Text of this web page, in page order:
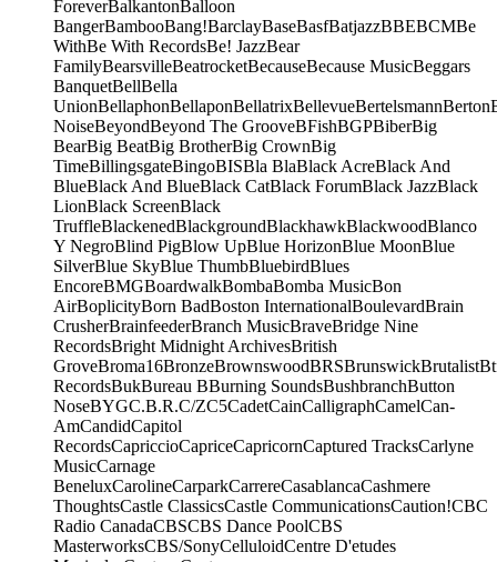
ForeverBalkantonBalloon
BangerBambooBang!BarclayBaseBasfBatjazzBBEBCMBe
WithBe With RecordsBe! JazzBear
FamilyBearsvilleBeatrocketBecauseBecause MusicBeggars
BanquetBellBella
UnionBellaphonBellaponBellatrixBellevueBertelsmannBerton
NoiseBeyondBeyond The GrooveBFishBGPBiberBig
BearBig BeatBig BrotherBig CrownBig
TimeBillingsgateBingoBISBla BlaBlack AcreBlack And
BlueBlack And BlueBlack CatBlack ForumBlack JazzBlack
LionBlack ScreenBlack
TruffleBlackenedBlackgroundBlackhawkBlackwoodBlanco
Y NegroBlind PigBlow UpBlue HorizonBlue MoonBlue
SilverBlue SkyBlue ThumbBluebirdBlues
EncoreBMGBoardwalkBombaBomba MusicBon
AirBoplicityBorn BadBoston InternationalBoulevardBrain
CrusherBrainfeederBranch MusicBraveBridge Nine
RecordsBright Midnight ArchivesBritish
GroveBroma16BronzeBrownswoodBRSBrunswickBrutalist
RecordsBukBureau BBurning SoundsBushbranchButton
NoseBYGC.B.R.C/ZC5CadetCainCalligraphCamelCan-
AmCandidCapitol
RecordsCapriccioCapriceCapricornCaptured TracksCarlyne
MusicCarnage
BeneluxCarolineCarparkCarrereCasablancaCashmere
ThoughtsCastle ClassicsCastle CommunicationsCaution!CBC
Radio CanadaCBSCBS Dance PoolCBS
MasterworksCBS/SonyCelluloidCentre D'etudes